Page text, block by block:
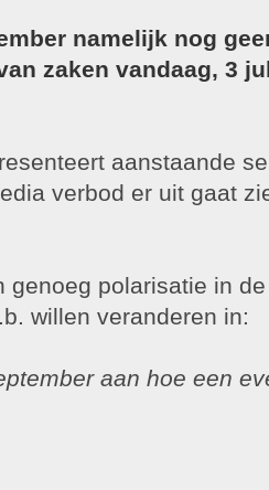
namelijk nog
zaken vandaag, 3
aanstaande
verbod er uit gaat
genoeg polarisatie in
willen veranderen in:
aan hoe een